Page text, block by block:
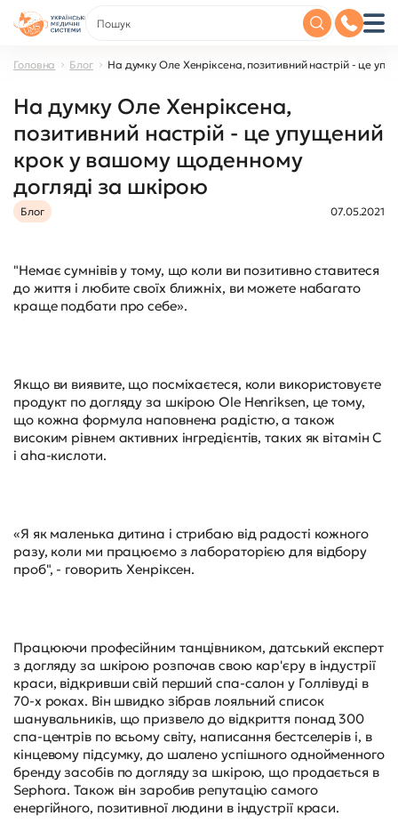
Головна Блог На думку Оле Хенріксена, позитивний настрій - це
На думку Оле Хенріксена,
позитивний настрій - це упущений
крок у вашому щоденному
догляді за шкірою
Блог 07.05.2021
"Немає сумнівів у тому, що коли ви позитивно ставитеся
до життя і любите своїх ближніх, ви можете набагато
краще подбати про себе».
Якщо ви виявите, що посміхаєтеся, коли використовуєте
продукт по догляду за шкірою Ole Henriksen, це тому,
що кожна формула наповнена радістю, а також
високим рівнем активних інгредієнтів, таких як вітамін C
і aha-кислоти.
«Я як маленька дитина і стрибаю від радості кожного
разу, коли ми працюємо з лабораторією для відбору
проб", - говорить Хенріксен.
Працюючи професійним танцівником, датський експерт
з догляду за шкірою розпочав свою кар'єру в індустрії
краси, відкривши свій перший спа-салон у Голлівуді в
70-х роках. Він швидко зібрав лояльний список
шанувальників, що призвело до відкриття понад 300
спа-центрів по всьому світу, написання бестселерів і, в
кінцевому підсумку, до шалено успішного однойменного
бренду засобів по догляду за шкірою, що продається в
Sephora. Також він заробив репутацію самого
енергійного, позитивної людини в індустрії краси.